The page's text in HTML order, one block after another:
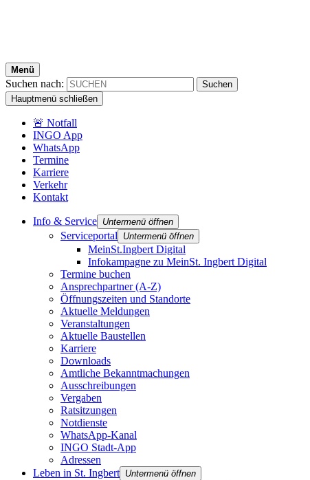
Menü
Suchen nach:
Hauptmenü schließen
🚨 Notfall
INGO App
WhatsApp
Termine
Karriere
Verkehr
Kontakt
Info & Service Untermenü öffnen
Serviceportal Untermenü öffnen
MeinSt.Ingbert Digital
Infokampagne zu MeinSt. Ingbert Digital
Termine buchen
Ansprechpartner (A-Z)
Öffnungszeiten und Standorte
Aktuelle Meldungen
Veranstaltungen
Aktuelle Baustellen
Karriere
Downloads
Amtliche Bekanntmachungen
Ausschreibungen
Vergaben
Ratsitzungen
Notdienste
WhatsApp-Kanal
INGO Stadt-App
Adressen
Leben in St. Ingbert Untermenü öffnen